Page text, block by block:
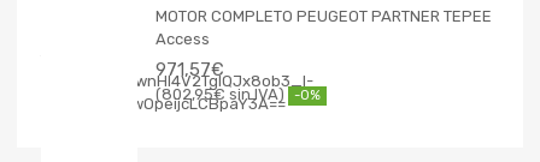
MOTOR COMPLETO PEUGEOT PARTNER TEPEE
Access
971,57€
802,95€ -0%